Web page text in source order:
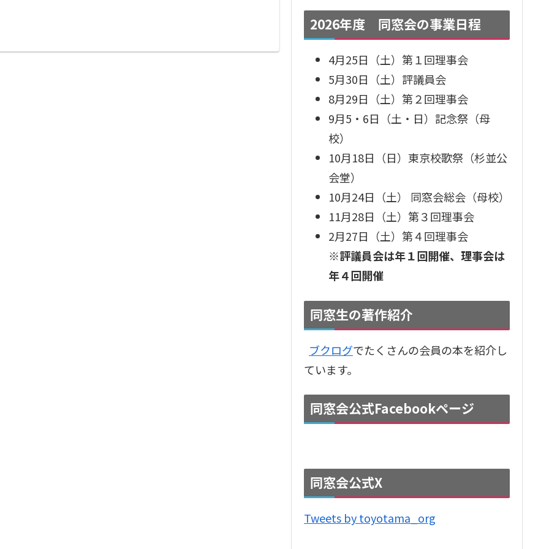
2026年度 同窓会の事業日程
4月25日（土）第１回理事会
5月30日（土）評議員会
8月29日（土）第２回理事会
9月5・6日（土・日）記念祭（母
校）
10月18日（日）東京校歌祭（杉並公
会堂）
10月24日（土） 同窓会総会（母校）
11月28日（土）第３回理事会
2月27日（土）第４回理事会
※評議員会は年１回開催、理事会は
年４回開催
同窓生の著作紹介
ブクログでたくさんの会員の本を紹介し
ています。
同窓会公式Facebookページ
同窓会公式X
Tweets by toyotama_org